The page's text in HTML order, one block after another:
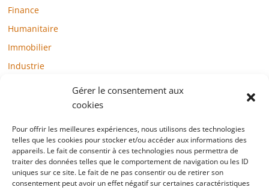
Gérer le consentement aux
cookies
Pour offrir les meilleures expériences, nous utilisons des technologies
telles que les cookies pour stocker et/ou accéder aux informations des
appareils. Le fait de consentir à ces technologies nous permettra de
traiter des données telles que le comportement de navigation ou les ID
uniques sur ce site. Le fait de ne pas consentir ou de retirer son
consentement peut avoir un effet négatif sur certaines caractéristiques
Finance
Humanitaire
Immobilier
Industrie
Mode / Beauté / Bien-être
Santé
Société